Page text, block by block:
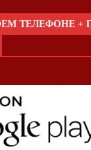
ТЕЛЕФОНЕ +